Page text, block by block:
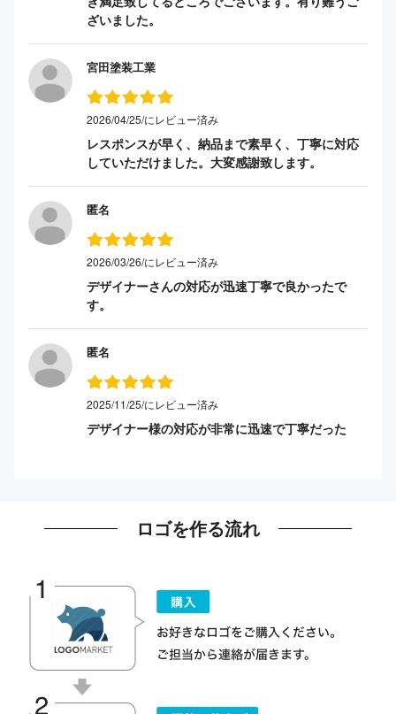
ざいました。
宮田塗装工業
2026/04/25/にレビュー済み
レスポンスが早く、納品まで素早く、丁寧に対応
していただけました。大変感謝致します。
匿名
2026/03/26/にレビュー済み
デザイナーさんの対応が迅速丁寧で良かったで
す。
匿名
2025/11/25/にレビュー済み
デザイナー様の対応が非常に迅速で丁寧だった
ロゴを作る流れ